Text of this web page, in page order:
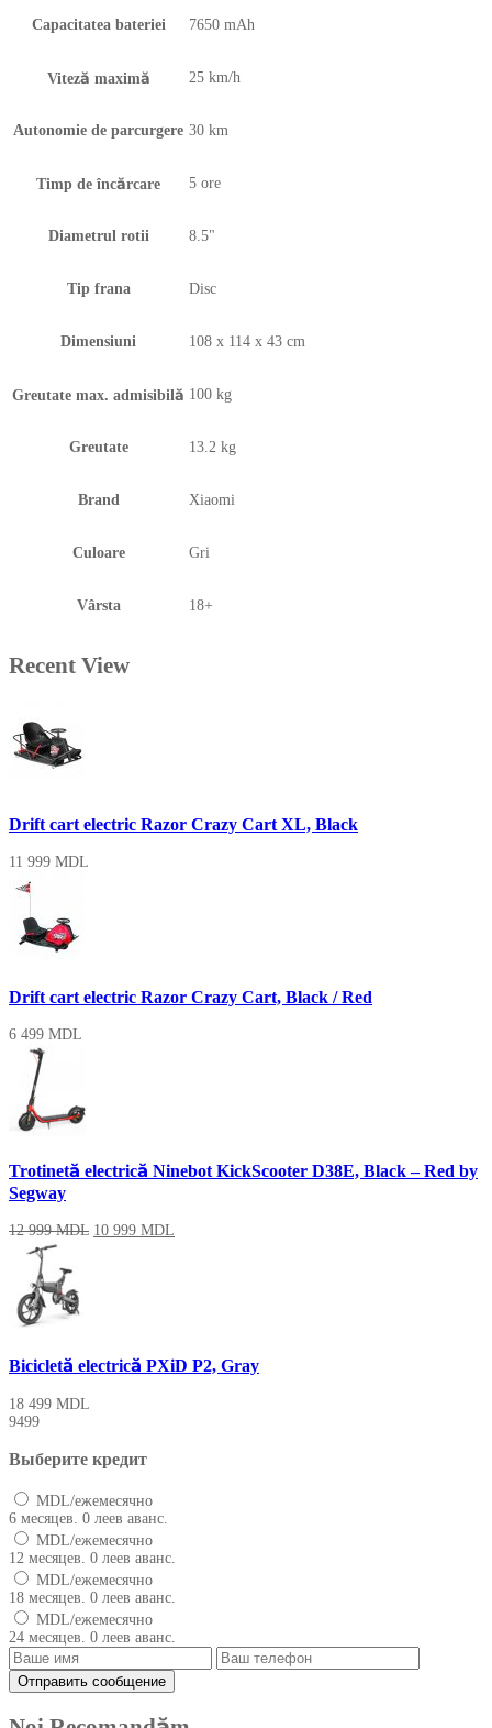
Capacitatea bateriei 7650 mAh
Viteză maximă 25 km/h
Autonomie de parcurgere 30 km
Timp de încărcare 5 ore
Diametrul rotii 8.5"
Tip frana Disc
Dimensiuni 108 x 114 x 43 cm
Greutate max. admisibilă 100 kg
Greutate 13.2 kg
Brand Xiaomi
Culoare Gri
Vârsta 18+
Recent View
Drift cart electric Razor Crazy Cart XL, Black
11 999 MDL
Drift cart electric Razor Crazy Cart, Black / Red
6 499 MDL
Trotinetă electrică Ninebot KickScooter D38E, Black – Red by
Segway
12 999MDL 10 999 MDL
Bicicletă electrică PXiD P2, Gray
18 499 MDL
9499
Выберите кредит
MDL/ежемесячно
6 месяцев. 0 леев аванс.
MDL/ежемесячно
12 месяцев. 0 леев аванс.
MDL/ежемесячно
18 месяцев. 0 леев аванс.
MDL/ежемесячно
24 месяцев. 0 леев аванс.